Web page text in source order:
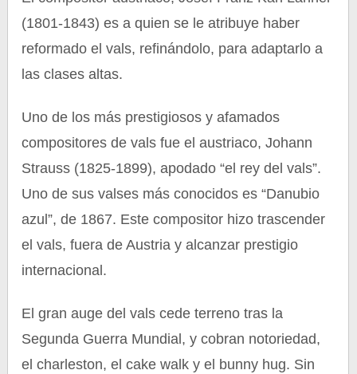
(1801-1843) es a quien se le atribuye haber
reformado el vals, refinándolo, para adaptarlo a
las clases altas.
Uno de los más prestigiosos y afamados
compositores de vals fue el austriaco, Johann
Strauss (1825-1899), apodado “el rey del vals”.
Uno de sus valses más conocidos es “Danubio
azul”, de 1867. Este compositor hizo trascender
el vals, fuera de Austria y alcanzar prestigio
internacional.
El gran auge del vals cede terreno tras la
Segunda Guerra Mundial, y cobran notoriedad,
el charleston, el cake walk y el bunny hug. Sin